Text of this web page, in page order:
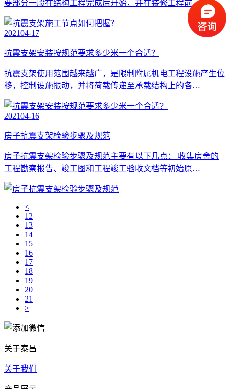
要部分一般在结构工程完成后开始，并在装修工程前…
202104-17
抗震支架安装按规范要求多少米一个合适？
抗震支架使用范围越来越广，是限制附属机电工程设施产生位
移，控制设施振动，并将荷载传递至承载结构上的各…
202104-16
房子抗震支架检验步骤及规范
房子抗震支架检验步骤及规范主要有以下几点： 收集房舍的
工程勘察报告、竣工图和工程竣工验收文档等初始原…
<
12
13
14
15
16
17
18
19
20
21
>
关于泰昌
关于我们